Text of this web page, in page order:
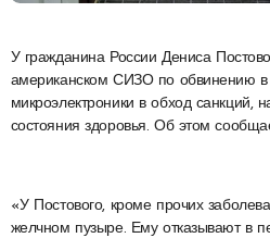
У гражданина России Дениса Постового, который содержится в
американском СИЗО по обвинению в
микроэлектроники в обход санкций,
состояния здоровья. Об этом
«У Постового, кроме прочих
желчном пузыре. Ему отказывают в